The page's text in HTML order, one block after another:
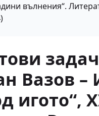
вълнения“.
Вазов –
игото“,